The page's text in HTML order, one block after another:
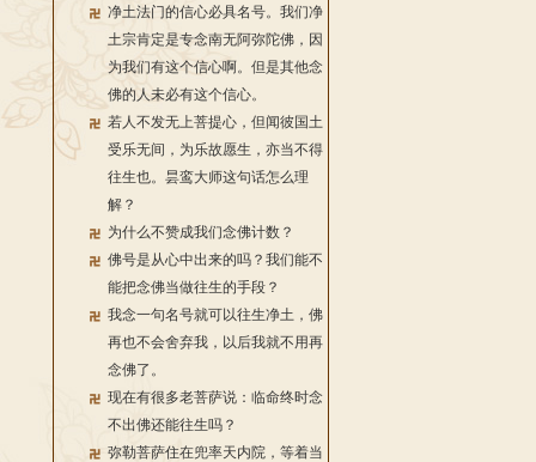
净土法门的信心必具名号。我们净
土宗肯定是专念南无阿弥陀佛，因
为我们有这个信心啊。但是其他念
佛的人未必有这个信心。
若人不发无上菩提心，但闻彼国土
受乐无间，为乐故愿生，亦当不得
往生也。昙鸾大师这句话怎么理
解？
为什么不赞成我们念佛计数？
佛号是从心中出来的吗？我们能不
能把念佛当做往生的手段？
我念一句名号就可以往生净土，佛
再也不会舍弃我，以后我就不用再
念佛了。
现在有很多老菩萨说：临命终时念
不出佛还能往生吗？
弥勒菩萨住在兜率天内院，等着当